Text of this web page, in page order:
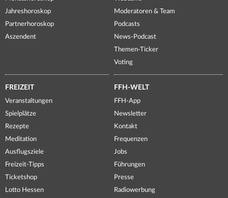
Jahreshoroskop
Partnerhoroskop
Aszendent
Moderatoren & Team
Podcasts
News-Podcast
Themen-Ticker
Voting
FREIZEIT
Veranstaltungen
Spielplätze
Rezepte
Meditation
Ausflugsziele
Freizeit-Tipps
Ticketshop
Lotto Hessen
FFH-WELT
FFH-App
Newsletter
Kontakt
Frequenzen
Jobs
Führungen
Presse
Radiowerbung